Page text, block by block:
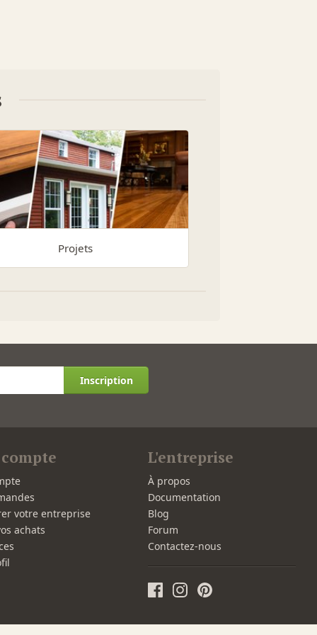
Projets
Inscription
votre entreprise
achats
L'entreprise
À propos
Documentation
Blog
Forum
Contactez-nous